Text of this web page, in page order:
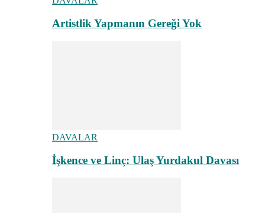
Artistlik Yapmanın Gereği Yok
DAVALAR
İşkence ve Linç: Ulaş Yurdakul Davası